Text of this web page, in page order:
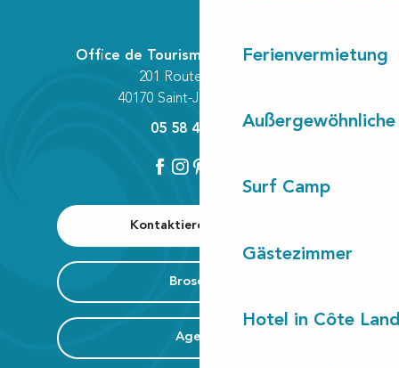
Ferienvermietung
Surf Camp
Gästezimmer
Hotel in Côte
Kontaktieren Sie uns
Broschüre
Agenda
Office de Tourisme Communautaire
201 Route des Lacs
40170 Saint-Julien-en-Born
05 58 42 89 80